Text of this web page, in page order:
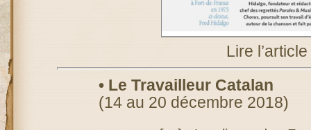
Lire l’article
• Le Travailleur Catalan
(14 au 20 décembre 2018)